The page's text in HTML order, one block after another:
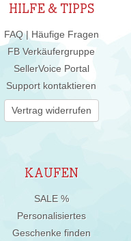
HILFE & TIPPS
FAQ | Häufige Fragen
FB Verkäufergruppe
SellerVoice Portal
Support kontaktieren
Vertrag widerrufen
KAUFEN
SALE %
Personalisiertes
Geschenke finden